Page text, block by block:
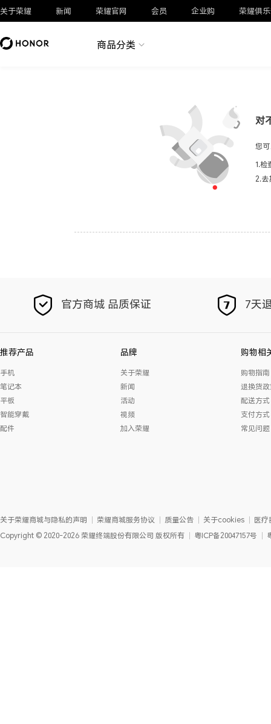
关于荣耀 新闻 荣耀官网 会员 企业购 荣耀俱
商品分类
对
您
1.检
2.去
官方商城 品质保证 7天
推荐产品
手机
笔记本
平板
智能穿戴
配件
品牌
关于荣耀
新闻
活动
视频
加入荣耀
购物相
购物指南
退换货
配送方式
支付方式
常见问题
关于荣耀商城与隐私的声明 荣耀商城服务协议 质量公告 关于cookies
医疗
Copyright © 2020-2026 荣耀终端股份有限公司 版权所有 粤ICP备20047157号